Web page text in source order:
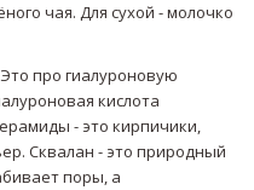
чая. Для сухой - молочко
про гиалуроновую
кислота
- это кирпичики,
Сквалан - это природный
поры, а